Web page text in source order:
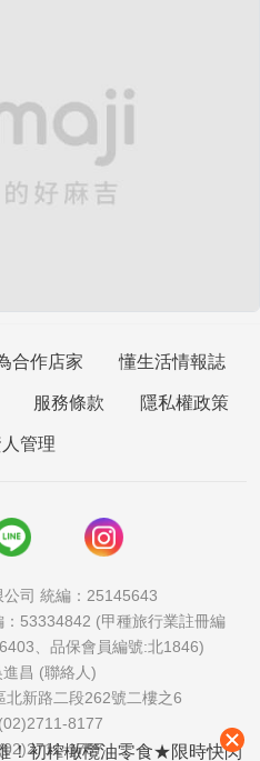
合作店家 懂生活情報誌
服務條款 隱私權政策
管理
司 統編：25145643
53334842 (甲種旅行業註冊編
、品保會員編號:北1846)
昌 (聯絡人)
新路二段262號二樓之6
8177
1757